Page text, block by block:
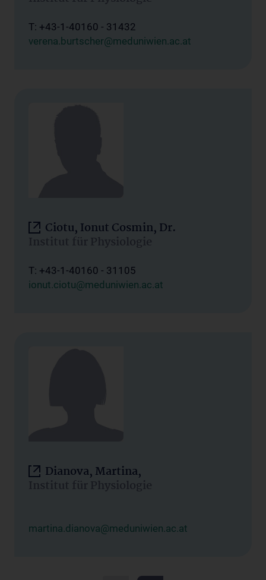
T: +43-1-40160 - 31432
verena.burtscher@meduniwien.ac.at
Ciotu, Ionut Cosmin, Dr.
Institut für Physiologie
T: +43-1-40160 - 31105
ionut.ciotu@meduniwien.ac.at
Dianova, Martina,
Institut für Physiologie
martina.dianova@meduniwien.ac.at